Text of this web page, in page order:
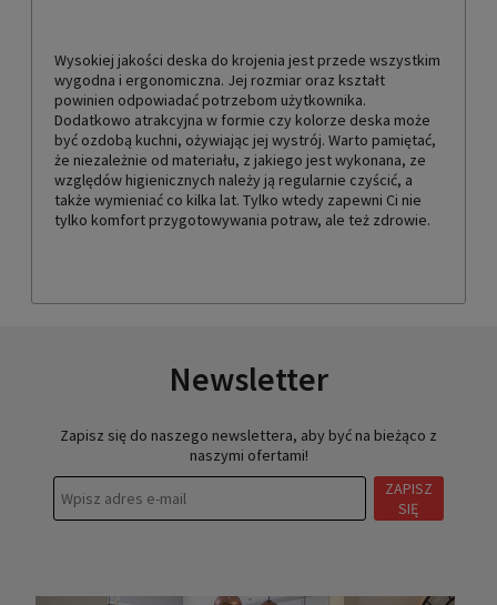
Wysokiej jakości deska do krojenia jest przede wszystkim
wygodna i ergonomiczna. Jej rozmiar oraz kształt
powinien odpowiadać potrzebom użytkownika.
Dodatkowo atrakcyjna w formie czy kolorze deska może
być ozdobą kuchni, ożywiając jej wystrój. Warto pamiętać,
że niezależnie od materiału, z jakiego jest wykonana, ze
względów higienicznych należy ją regularnie czyścić, a
także wymieniać co kilka lat. Tylko wtedy zapewni Ci nie
tylko komfort przygotowywania potraw, ale też zdrowie.
Newsletter
Zapisz się do naszego newslettera, aby być na bieżąco z
naszymi ofertami!
ZAPISZ
SIĘ